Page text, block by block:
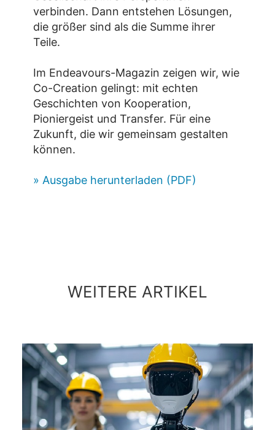
verbinden. Dann entstehen Lösungen,
die größer sind als die Summe ihrer
Teile.
Im Endeavours-Magazin zeigen wir, wie
Co-Creation gelingt: mit echten
Geschichten von Kooperation,
Pioniergeist und Transfer. Für eine
Zukunft, die wir gemeinsam gestalten
können.
» Ausgabe herunterladen (PDF)
WEITERE ARTIKEL